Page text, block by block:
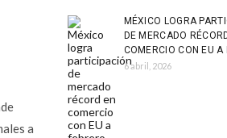
a
MÉXICO LOGRA
DE MERCADO
COMERCIO CON EU A
6 abril, 2026